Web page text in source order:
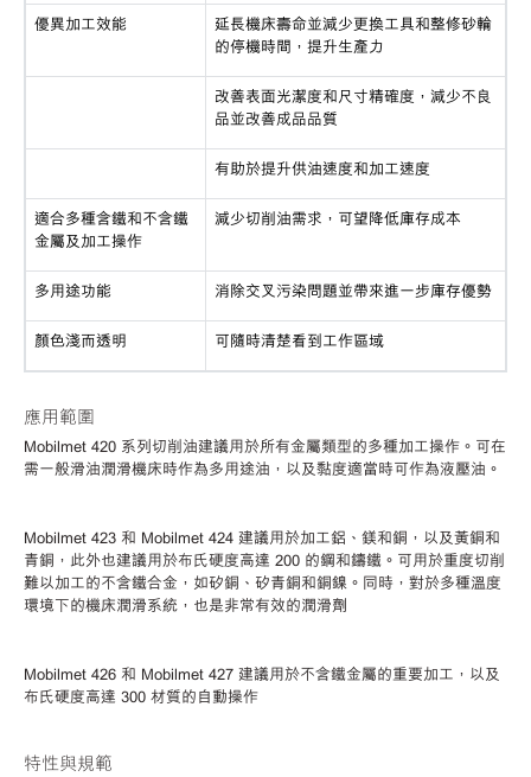
優異加工效能
延長機床壽命並減少更換工具和整修砂輪
的停機時間，提升生產力
改善表面光潔度和尺寸精確度，減少不良
品並改善成品品質
有助於提升供油速度和加工速度
適合多種含鐵和不含鐵
金屬及加工操作
減少切削油需求，可望降低庫存成本
多用途功能 消除交叉污染問題並帶來進一步庫存優勢
顏色淺而透明 可隨時清楚看到工作區域
應用範圍
Mobilmet 420 系列切削油建議用於所有金屬類型的多種加工操作。可在
需一般滑油潤滑機床時作為多用途油，以及黏度適當時可作為液壓油。
Mobilmet 423 和 Mobilmet 424 建議用於加工鋁、鎂和銅，以及黃銅和
青銅，此外也建議用於布氏硬度高達 200 的鋼和鑄鐵。可用於重度切削
難以加工的不含鐵合金，如矽銅、矽青銅和銅鎳。同時，對於多種溫度
環境下的機床潤滑系統，也是非常有效的潤滑劑
Mobilmet 426 和 Mobilmet 427 建議用於不含鐵金屬的重要加工，以及
布氏硬度高達 300 材質的自動操作
特性與規範